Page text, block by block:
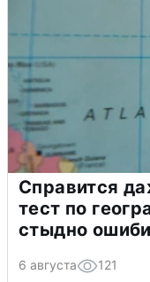
Справится
тест по
стыдно
6 августа 121